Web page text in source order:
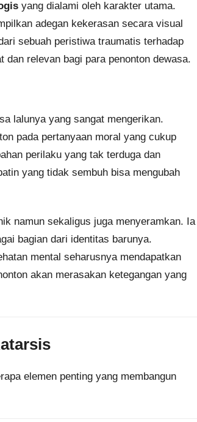
yang dialami oleh karakter utama.
adegan kekerasan secara visual
sebuah peristiwa traumatis terhadap
relevan bagi para penonton dewasa.
lalunya yang sangat mengerikan.
pada pertanyaan moral yang cukup
perilaku yang tak terduga dan
yang tidak sembuh bisa mengubah
namun sekaligus juga menyeramkan. Ia
bagian dari identitas barunya.
mental seharusnya mendapatkan
akan merasakan ketegangan yang
elemen penting yang membangun